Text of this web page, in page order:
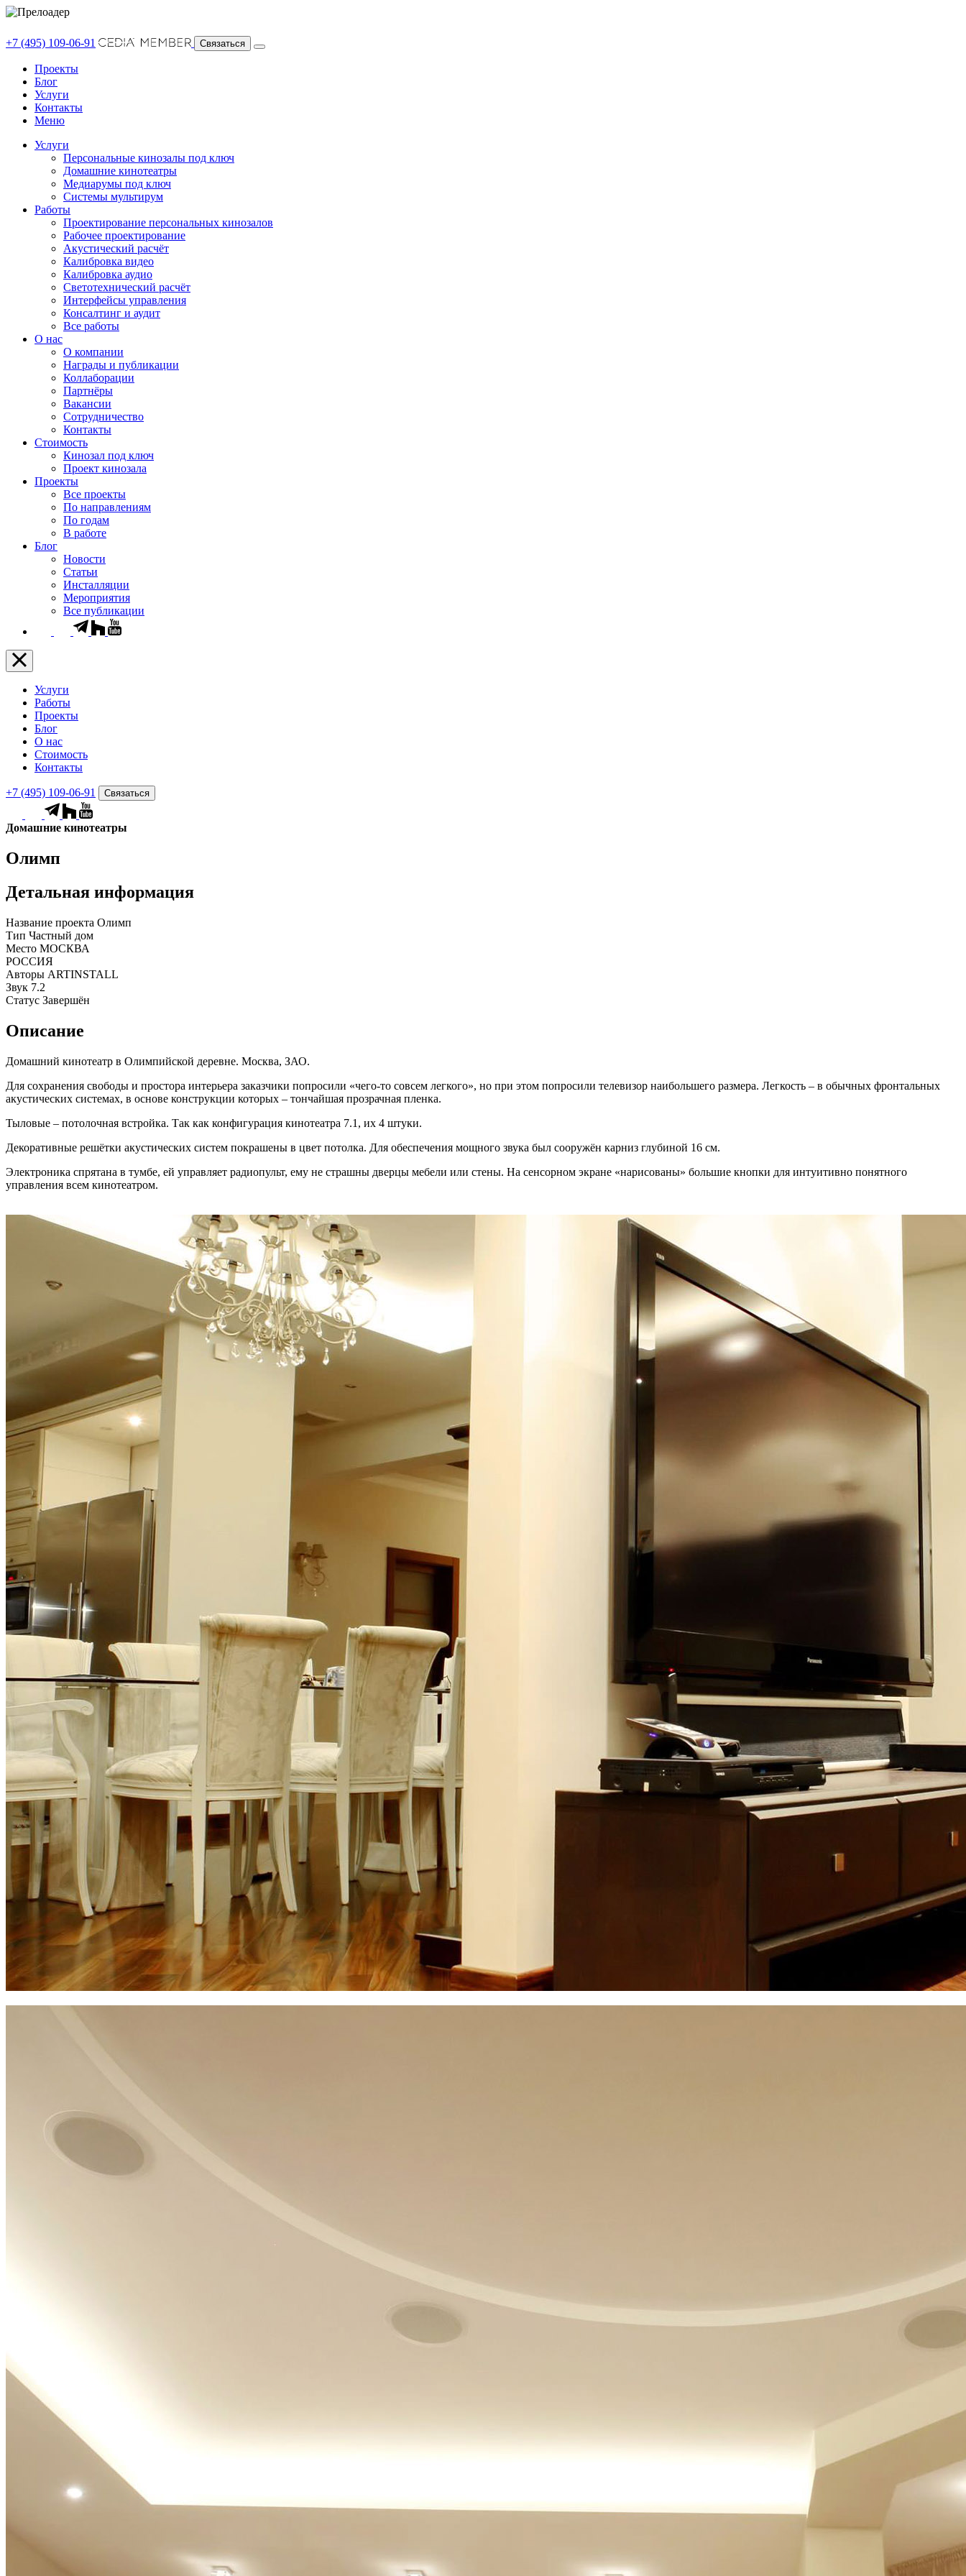
+7 (495) 109-06-91 Связаться
Проекты
Блог
Услуги
Контакты
Меню
Услуги
Персональные кинозалы под ключ
Домашние кинотеатры
Медиарумы под ключ
Системы мультирум
Работы
Проектирование персональных кинозалов
Рабочее проектирование
Акустический расчёт
Калибровка видео
Калибровка аудио
Светотехнический расчёт
Интерфейсы управления
Консалтинг и аудит
Все работы
О нас
О компании
Награды и публикации
Коллаборации
Партнёры
Вакансии
Сотрудничество
Контакты
Стоимость
Кинозал под ключ
Проект кинозала
Проекты
Все проекты
По направлениям
По годам
В работе
Блог
Новости
Статьи
Инсталляции
Мероприятия
Все публикации
Услуги
Работы
Проекты
Блог
О нас
Стоимость
Контакты
+7 (495) 109-06-91 Связаться
Домашние кинотеатры
Олимп
Детальная информация
Название проекта Олимп
Тип Частный дом
Место МОСКВА
РОССИЯ
Авторы ARTINSTALL
Звук 7.2
Статус Завершён
Описание
Домашний кинотеатр в Олимпийской деревне. Москва, ЗАО.
Для сохранения свободы и простора интерьера заказчики попросили «чего-то совсем легкого», но при этом попросили телевизор наибольшего размера. Легкость – в обычных фронтальных
акустических системах, в основе конструкции которых – тончайшая прозрачная пленка.
Тыловые – потолочная встройка. Так как конфигурация кинотеатра 7.1, их 4 штуки.
Декоративные решётки акустических систем покрашены в цвет потолка. Для обеспечения мощного звука был сооружён карниз глубиной 16 см.
Электроника спрятана в тумбе, ей управляет радиопульт, ему не страшны дверцы мебели или стены. На сенсорном экране «нарисованы» большие кнопки для интуитивно понятного
управления всем кинотеатром.